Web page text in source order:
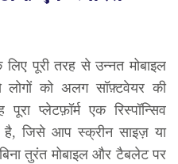
लिए पूरी तरह से उन्नत मोबाइल
को अलग सॉफ़्टवेयर की
प्लेटफ़ॉर्म एक रिस्पॉन्सिव
जिसे आप स्क्रीन साइज़ या
तुरंत मोबाइल और टैबलेट पर